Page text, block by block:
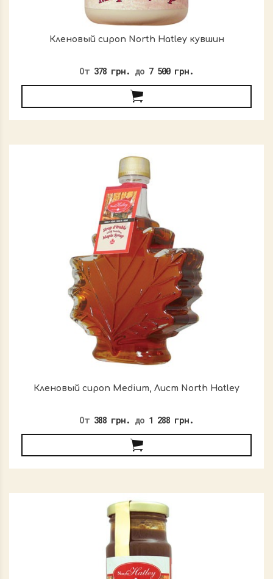
Кленовый сироп North Hatley кувшин
От 378 грн. до 7 500 грн.
Кленовый сироп Medium, Лист North Hatley
От 388 грн. до 1 288 грн.